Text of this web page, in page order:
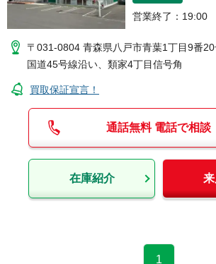
営業終了 ： 19:00
〒031-0804 青森県八戸市青葉1丁目9番
国道45号線沿い、類家4丁目信号角
買取保証宣言！
通話無料 電話で相談
在庫紹介
1